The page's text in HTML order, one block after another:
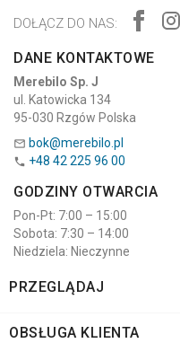
DOŁĄCZ DO NAS:
DANE KONTAKTOWE
Merebilo Sp. J
ul. Katowicka 134
95-030 Rzgów Polska
 bok@merebilo.pl
 +48 42 225 96 00
GODZINY OTWARCIA
Pon-Pt: 7:00 – 15:00
Sobota: 7:30 – 14:00
Niedziela: Nieczynne
PRZEGLĄDAJ
OBSŁUGA KLIENTA